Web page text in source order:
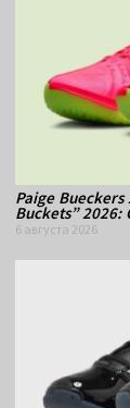
Paige Bueckers
Buckets” 2026:
6 августа 2026